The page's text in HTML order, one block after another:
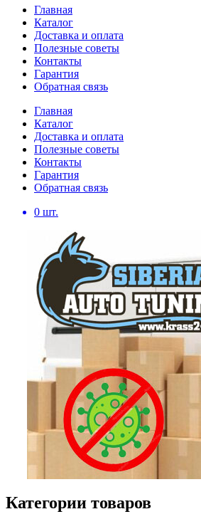
Главная
Каталог
Доставка и оплата
Полезные советы
Контакты
Гарантия
Обратная связь
Главная
Каталог
Доставка и оплата
Полезные советы
Контакты
Гарантия
Обратная связь
0 шт.
Категории товаров